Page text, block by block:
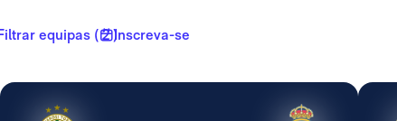
equipas ( 2 )Inscreva-se